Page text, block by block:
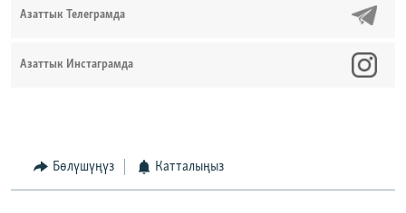
Азаттык Телеграмда
Азаттык Инстаграмда
Бөлүшүңүз Катталыңыз